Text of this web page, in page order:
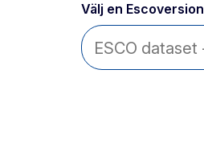
Välj en Escoversion